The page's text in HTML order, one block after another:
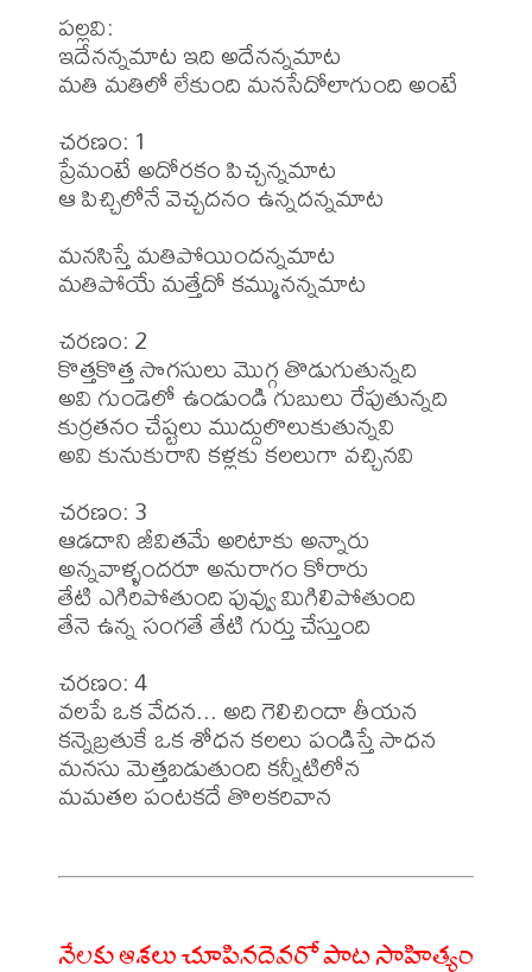
పల్లవి:
ఇదేనన్నమాట ఇది అదేనన్నమాట
మతి మతిలో లేకుంది మనసేదోలాగుంది అంటే
చరణం: 1
ప్రేమంటే అదోరకం పిచ్చన్నమాట
ఆ పిచ్చిలోనే వెచ్చదనం ఉన్నదన్నమాట
మనసిస్తే మతిపోయిందన్నమాట
మతిపోయే మత్తేదో కమ్మునన్నమాట
చరణం: 2
కొత్తకొత్త సొగసులు మొగ్గ తొడుగుతున్నది
అవి గుండెలో ఉండుండి గుబులు రేపుతున్నది
కుర్రతనం చేష్టలు ముద్దులొలుకుతున్నవి
అవి కునుకురాని కళ్లకు కలలుగా వచ్చినవి
చరణం: 3
ఆడదాని జీవితమే అరిటాకు అన్నారు
అన్నవాళ్ళందరూ అనురాగం కోరారు
తేటి ఎగిరిపోతుంది పువ్వు మిగిలిపోతుంది
తేనె ఉన్న సంగతే తేటి గుర్తు చేస్తుంది
చరణం: 4
వలపే ఒక వేదన... అది గెలిచిందా తీయన
కన్నెబ్రతుకే ఒక శోధన కలలు పండిస్తే సాధన
మనసు మెత్తబడుతుంది కన్నీటిలోన
మమతల పంటకదే తొలకరివాన
నేలకు ఆశలు చూపినదెవరో పాట సాహిత్యం